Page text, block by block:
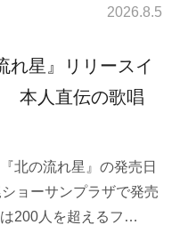
2026.8.5
れ星』リリースイ
本人直伝の歌唱
北の流れ星』の発売日
ョーサンプラザで発売
200人を超えるフ…